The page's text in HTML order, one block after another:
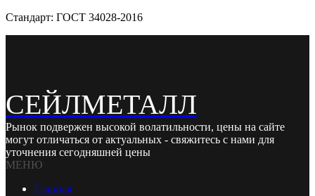
Стандарт: ГОСТ 34028-2016
СЕЙЛМЕТАЛЛ
Рынок подвержен высокой волатильности, цены на сайте
могут отличаться от актуальных - свяжитесь с нами для
уточнения сегодняшней цены
МЕНЮ
Главная